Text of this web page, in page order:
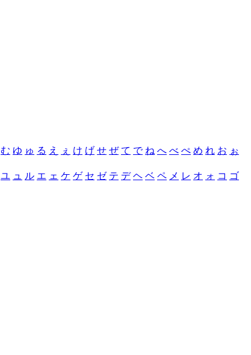
む ゆ ゅ る え ぇ け げ せ ぜ て で ね へ べ ぺ め れ お ぉ
ユ ュ ル エ ェ ケ ゲ セ ゼ テ デ ヘ ベ ペ メ レ オ ォ コ ゴ